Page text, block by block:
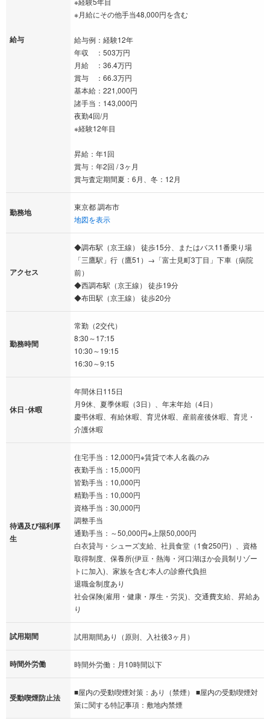
給与
※月給にその他手当48,000円を含む
給与例：経験12年
年収 ：503万円
月給 ：36.4万円
賞与 ：66.3万円
基本給：221,000円
諸手当：143,000円
夜勤4回/月
※経験12年目
昇給：年1回
賞与：年2回 / 3ヶ月
賞与査定期間夏：6月、冬：12月
勤務地
東京都 調布市
地図を表示
アクセス
◆調布駅（京王線） 徒歩15分、またはバス11番乗り場
「三鷹駅」行（鷹51）→「富士見町3丁目」下車（病院
前）
◆西調布駅（京王線） 徒歩19分
◆布田駅（京王線） 徒歩20分
勤務時間
常勤（2交代）
8:30～17:15
10:30～19:15
16:30～9:15
休日･休暇
年間休日115日
月9休、夏季休暇（3日）、年末年始（4日）
慶弔休暇、有給休暇、育児休暇、産前産後休暇、育児・
介護休暇
待遇及び福利厚
生
住宅手当：12,000円※賃貸で本人名義のみ
夜勤手当：15,000円
皆勤手当：10,000円
精勤手当：10,000円
資格手当：30,000円
調整手当
通勤手当：～50,000円※上限50,000円
白衣貸与・シューズ支給、社員食堂（1食250円）、資格
取得制度、保養所(伊豆・熱海・河口湖ほか会員制リゾー
トに加入)、家族を含む本人の診療代負担
退職金制度あり
社会保険(雇用・健康・厚生・労災)、交通費支給、昇給あ
り
試用期間 試用期間あり（原則、入社後3ヶ月）
時間外労働 時間外労働：月10時間以下
受動喫煙防止法
■屋内の受動喫煙対策：あり（禁煙） ■屋内の受動喫煙対
策に関する特記事項：敷地内禁煙